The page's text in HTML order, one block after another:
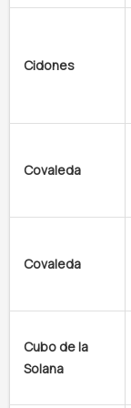
Cidones
Covaleda
Covaleda
Cubo de la
Solana